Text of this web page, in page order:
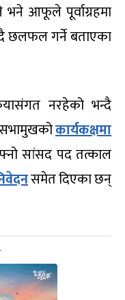
आफूले पूर्वाग्रहमा
छलफल गर्ने बताएका
नरहेको भन्दै
सभामुखकोकार्यकक्षमा
सांसद पद तत्काल
समेत दिएका छन्